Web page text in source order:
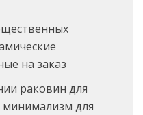
на заказ
раковин для
минимализм для